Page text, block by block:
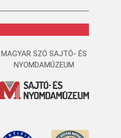
MAGYAR SZÓ SAJTÓ- ÉS
NYOMDAMÚZEUM